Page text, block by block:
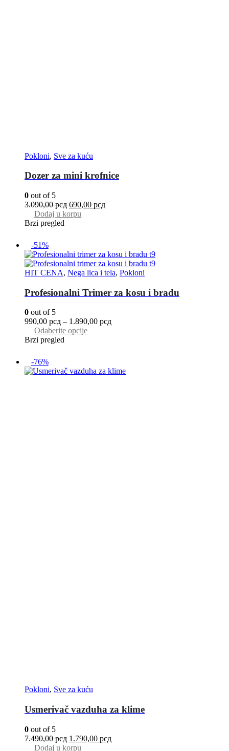
Pokloni, Sve za kuću
Dozer za mini krofnice
0 out of 5
3.090,00рсд 690,00 рсд
Dodaj u korpu
Brzi pregled
-51%
HIT CENA, Nega lica i tela, Pokloni
Profesionalni Trimer za kosu i bradu
0 out of 5
990,00 рсд – 1.890,00 рсд
Odaberite opcije
Brzi pregled
-76%
Pokloni, Sve za kuću
Usmerivač vazduha za klime
0 out of 5
7.490,00рсд 1.790,00 рсд
Dodaj u korpu